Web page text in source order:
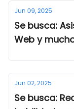
Jun 09, 2025
Se busca:
Web y
Jun 02, 2025
Se busca: